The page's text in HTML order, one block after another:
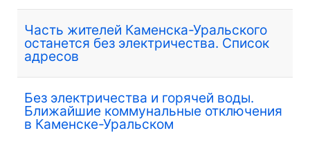
Часть жителей Каменска-Уральского
останется без электричества. Список
адресов
Без электричества и горячей воды.
Ближайшие коммунальные отключения
в Каменске-Уральском